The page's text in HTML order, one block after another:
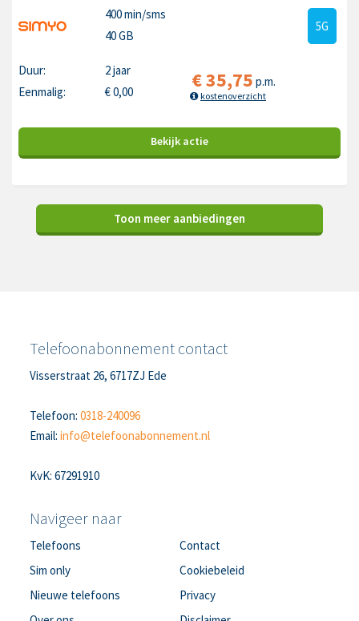
400 min/sms
40 GB
5G
Duur:
2 jaar
Eenmalig:
€0,00 €35,75 p.m.
kostenoverzicht
Bekijk actie
Toon meer aanbiedingen
Telefoonabonnement contact
Visserstraat 26, 6717ZJ Ede
Telefoon:0318-240096
Email:info@telefoonabonnement.nl
KvK: 67291910
Navigeer naar
Telefoons
Sim only
Nieuwe telefoons
Contact
Cookiebeleid
Privacy